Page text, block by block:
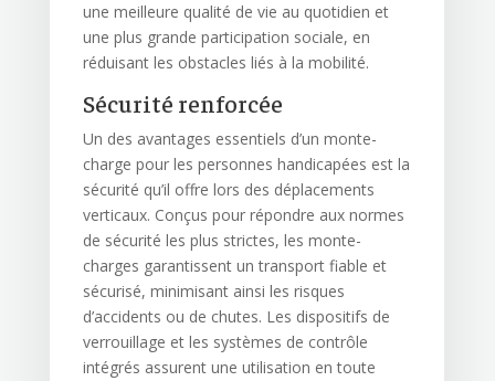
une meilleure qualité de vie au quotidien et
une plus grande participation sociale, en
réduisant les obstacles liés à la mobilité.
Sécurité renforcée
Un des avantages essentiels d’un monte-
charge pour les personnes handicapées est la
sécurité qu’il offre lors des déplacements
verticaux. Conçus pour répondre aux normes
de sécurité les plus strictes, les monte-
charges garantissent un transport fiable et
sécurisé, minimisant ainsi les risques
d’accidents ou de chutes. Les dispositifs de
verrouillage et les systèmes de contrôle
intégrés assurent une utilisation en toute